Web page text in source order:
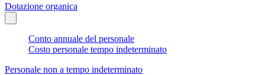
Dotazione organica
Conto annuale del personale
Costo personale tempo indeterminato
Personale non a tempo indeterminato